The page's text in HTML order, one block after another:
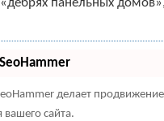
панельных
делает
сайта.